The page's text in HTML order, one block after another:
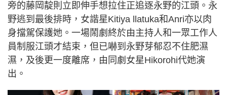
旁的藤岡靛則立即伸手想拉住正追逐永野的江頭。永
野逃到最後排時，女諧星Kitiya llatuka和Anri亦以肉
身擋駕保護她。一場鬧劇終於由主持人和一眾工作人
員制服江頭才結束，但已嚇到永野芽郁忍不住肥濕
濕，及後更一度離席，由同劇女星Hikorohi代她演
出。